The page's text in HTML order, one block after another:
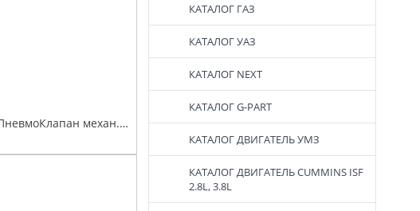
ЭлектроПневмоКлапан механ.дверн.
КАТАЛОГ ГАЗ
КАТАЛОГ УАЗ
КАТАЛОГ NEXT
КАТАЛОГ G-PART
КАТАЛОГ ДВИГАТЕЛЬ УМЗ
КАТАЛОГ ДВИГАТЕЛЬ СUMMINS ISF
2.8L, 3.8L